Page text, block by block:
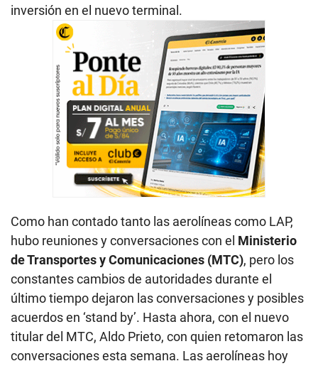
inversión en el nuevo terminal.
Como han contado tanto las aerolíneas como LAP,
hubo reuniones y conversaciones con el Ministerio
de Transportes y Comunicaciones (MTC), pero los
constantes cambios de autoridades durante el
último tiempo dejaron las conversaciones y posibles
acuerdos en ‘stand by’. Hasta ahora, con el nuevo
titular del MTC, Aldo Prieto, con quien retomaron las
conversaciones esta semana. Las aerolíneas hoy